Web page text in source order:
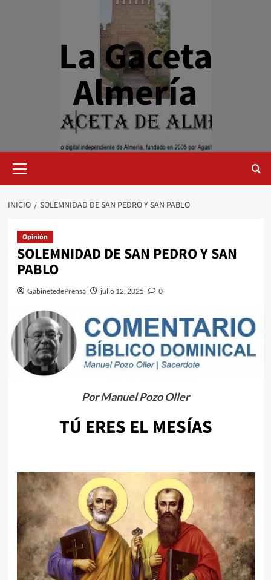
La Gaceta
Almería
primario
INICIO SOLEMNIDAD DE SAN PEDRO Y SAN PABLO
Opinión
SOLEMNIDAD DE SAN PEDRO Y SAN
PABLO
GabinetedePrensa julio 12, 2025 0
Por Manuel Pozo Oller
TÚ ERES EL MESÍAS